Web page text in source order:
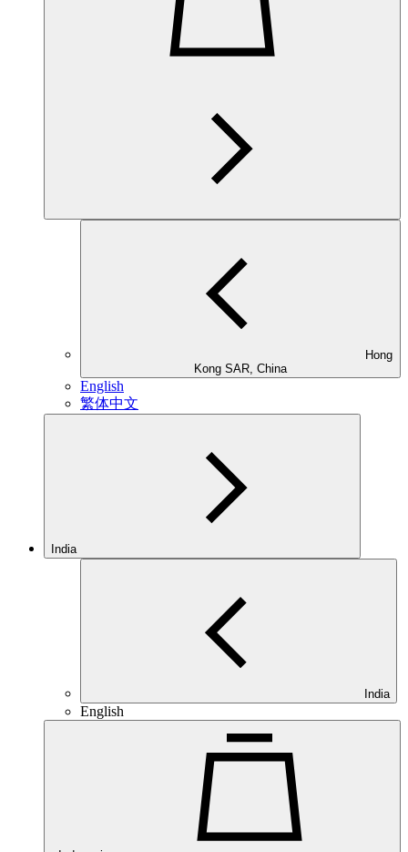
Kong SAR, China
English
繁体中文
India
India
English